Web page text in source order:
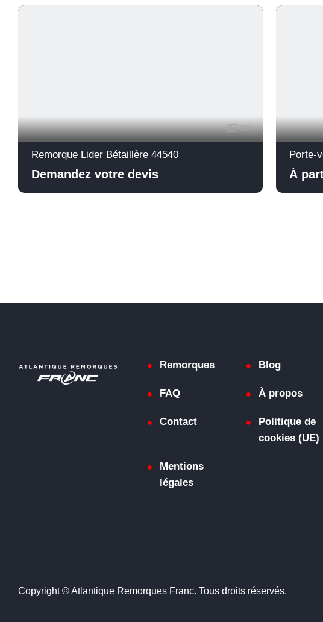
10
Remorque Lider Bétaillère 44540
Demandez votre devis
Porte-
À
Remorques Blog
FAQ À propos
Contact
Politique de
cookies (UE)
Mentions
légales
Copyright © Atlantique Remorques Franc. Tous droits réservés.